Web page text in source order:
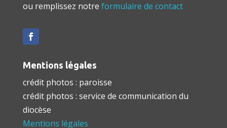
ou remplissez notre formulaire de contact
Mentions légales
crédit photos : paroisse
crédit photos : service de communication du
diocèse
Mentions légales